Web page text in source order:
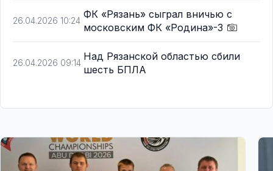
26.04.2026 10:24
ФК «Рязань» сыграл вничью с
московским ФК «Родина»-3
26.04.2026 09:14
Над Рязанской областью сбили
шесть БПЛА